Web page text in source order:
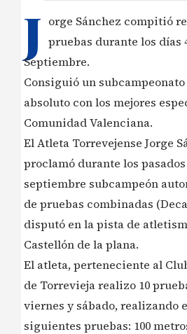
J orge Sánchez compitió
pruebas durante los días
Septiembre.
Consiguió un
absoluto con los mejores
Comunidad Valenciana.
El Atleta Torrevejense Jorge
proclamó durante los pasados
septiembre subcampeón
de pruebas combinadas
disputó en la pista de
Castellón de la plana.
El atleta, perteneciente al
de Torrevieja realizo 10
viernes y sábado, realizando
siguientes pruebas: 100